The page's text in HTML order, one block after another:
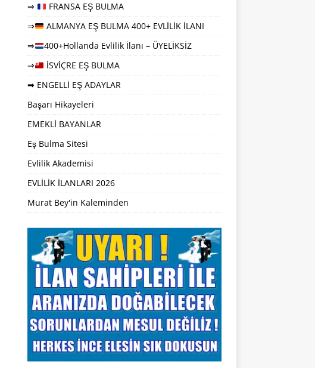
⇒
FRANSA EŞ BULMA
⇒
ALMANYA EŞ BULMA 400+ EVLİLİK İLANI
⇒
400+Hollanda Evlilik İlanı – ÜYELİKSİZ
⇒
İSVİÇRE EŞ BULMA
➡ ENGELLİ EŞ ADAYLAR
Başarı Hikayeleri
EMEKLİ BAYANLAR
Eş Bulma Sitesi
Evlilik Akademisi
EVLİLİK İLANLARI 2026
Murat Bey'in Kaleminden